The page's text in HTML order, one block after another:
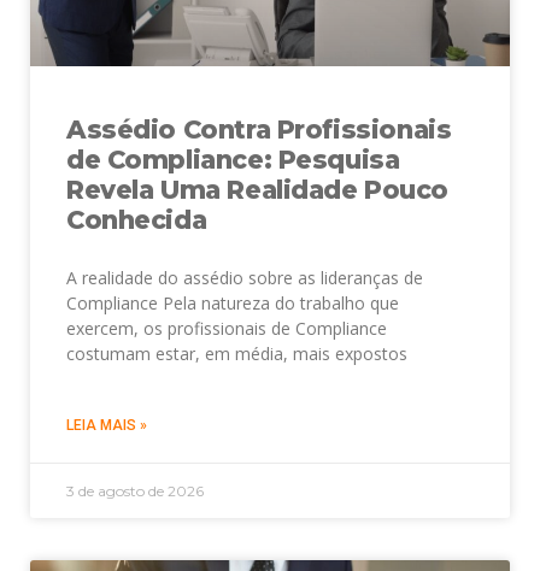
Assédio Contra Profissionais
de Compliance: Pesquisa
Revela Uma Realidade Pouco
Conhecida
A realidade do assédio sobre as lideranças de
Compliance Pela natureza do trabalho que
exercem, os profissionais de Compliance
costumam estar, em média, mais expostos
LEIA MAIS »
3 de agosto de 2026